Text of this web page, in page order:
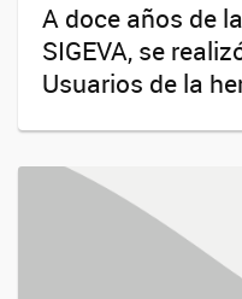
A doce años de
SIGEVA, se
Usuarios de la